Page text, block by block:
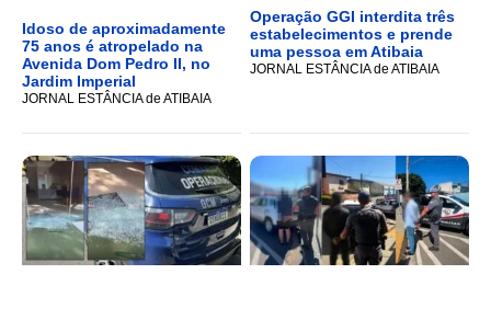
Idoso de aproximadamente
75 anos é atropelado na
Avenida Dom Pedro II, no
Jardim Imperial
JORNAL ESTÂNCIA de ATIBAIA
Operação GGI interdita três
estabelecimentos e prende
uma pessoa em Atibaia
JORNAL ESTÂNCIA de ATIBAIA